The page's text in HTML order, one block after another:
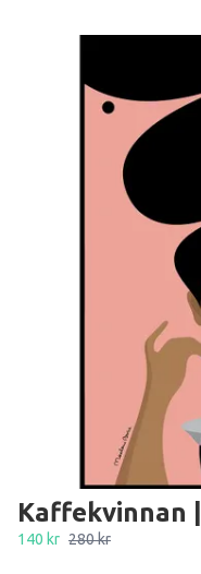
Kaffekvinnan
140 kr 280 kr